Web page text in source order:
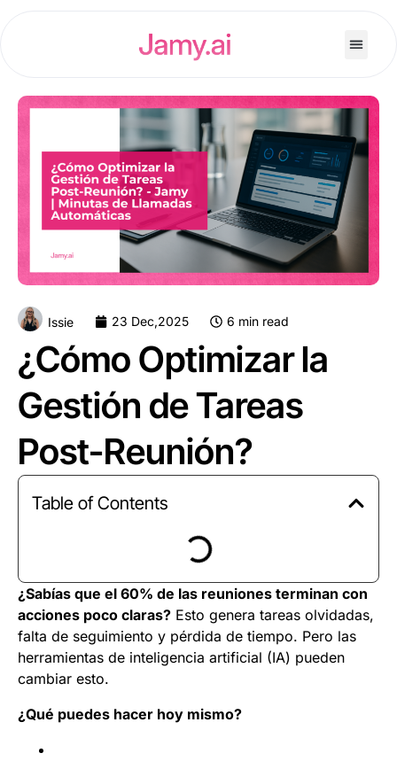
Issie 23 Dec,2025 6 min read
¿Cómo Optimizar la
Gestión de Tareas
Post-Reunión?
Table of Contents
¿Sabías que el 60% de las reuniones terminan con
acciones poco claras? Esto genera tareas olvidadas,
falta de seguimiento y pérdida de tiempo. Pero las
herramientas de inteligencia artificial (IA) pueden
cambiar esto.
¿Qué puedes hacer hoy mismo?